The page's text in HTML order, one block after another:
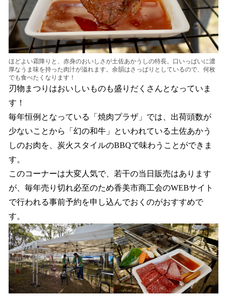
ほどよい霜降りと、赤身のおいしさが土佐あかうしの特長。口いっぱいに濃
厚なうま味を持った肉汁が溢れます。余韻はさっぱりとしているので、何枚
でも食べたくなります！
刃物まつりはおいしいものも盛りだくさんとなっていま
す！
毎年恒例となっている「焼肉プラザ」では、出荷頭数が
少ないことから「幻の和牛」といわれている土佐あかう
しのお肉を、炭火スタイルのBBQで味わうことができま
す。
このコーナーは大変人気で、若干の当日販売はあります
が、毎年売り切れ必至のため香美市商工会のWEBサイト
で行われる事前予約を申し込んでおくのがおすすめで
す。